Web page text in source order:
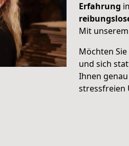
Erfahrung
Mit
Möchten
und sich
Ihnen
stressfreien